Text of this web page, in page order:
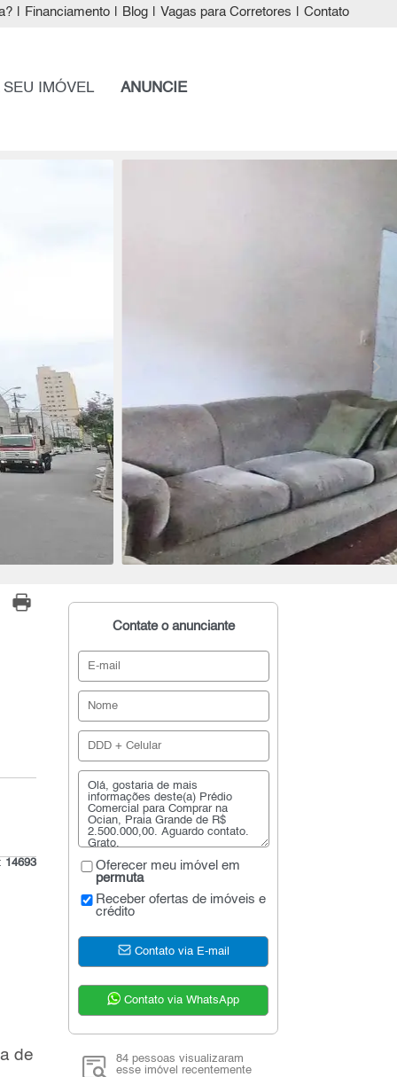
Financiamento Blog Vagas para Corretores Contato
IMÓVEL ANUNCIE
14693
de
Contate o anunciante
Oferecer meu imóvel em
permuta
Receber ofertas de imóveis e
crédito
Contato via E-mail
Contato via WhatsApp
84 pessoas visualizaram
esse imóvel recentemente